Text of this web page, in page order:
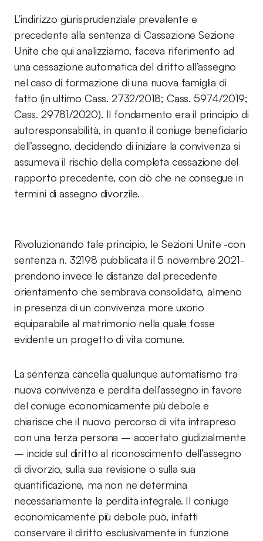
L’indirizzo giurisprudenziale prevalente e
precedente alla sentenza di Cassazione Sezione
Unite che qui analizziamo, faceva riferimento ad
una cessazione automatica del diritto all’assegno
nel caso di formazione di una nuova famiglia di
fatto (in ultimo Cass. 2732/2018; Cass. 5974/2019;
Cass. 29781/2020). Il fondamento era il principio di
autoresponsabilità, in quanto il coniuge beneficiario
dell’assegno, decidendo di iniziare la convivenza si
assumeva il rischio della completa cessazione del
rapporto precedente, con ciò che ne consegue in
termini di assegno divorzile.
Rivoluzionando tale principio, le Sezioni Unite -con
sentenza n. 32198 pubblicata il 5 novembre 2021-
prendono invece le distanze dal precedente
orientamento che sembrava consolidato, almeno
in presenza di un convivenza more uxorio
equiparabile al matrimonio nella quale fosse
evidente un progetto di vita comune.
La sentenza cancella qualunque automatismo tra
nuova convivenza e perdita dell’assegno in favore
del coniuge economicamente più debole e
chiarisce che il nuovo percorso di vita intrapreso
con una terza persona – accertato giudizialmente
– incide sul diritto al riconoscimento dell’assegno
di divorzio, sulla sua revisione o sulla sua
quantificazione, ma non ne determina
necessariamente la perdita integrale. Il coniuge
economicamente più debole può, infatti
conservare il diritto esclusivamente in funzione